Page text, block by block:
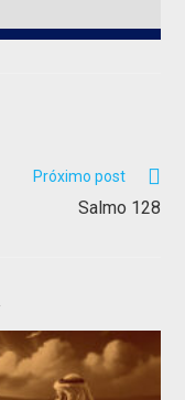
Próximo post
Salmo 128